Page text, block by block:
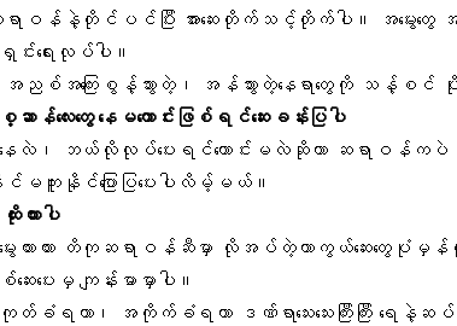
ာဝန်နဲ့တိုင်ပင်ပြီး အားဆေးတိုက်သင့်တိုက်ပါ။ အမွေးတွေ
င်းရေးလုပ်ပါ။
တွေ အညစ်အကြေးစွန့်သွားတဲ့၊ အန်သွားတဲ့နေရာတွေကို သန့်စင်
ာန်လေးတွေ နေမကောင်းဖြစ်ရင်ဆေးခန်းပြပါ
ေလဲ၊ ဘယ်လိုလုပ်ပေးရင်ကောင်းမလဲဆိုတာ ဆရာဝန်က
မကူးနိုင်ပြောပြပေးပါလိမ့်မယ်။
ထားပါ
းပဲမွေးထားထား တိကုဆရာဝန်ဆီမှာ လိုအပ်တဲ့ကာကွယ်ဆေးတွေ
ဆေးပေးမှ ကျန်းမာမှာပါ။
ရတာ၊ အကိုက်ခံရတာ ဒဏ်ရာသေးသေးကြီးကြီး ရေနဲ့ဆပ်ပြာသုံ